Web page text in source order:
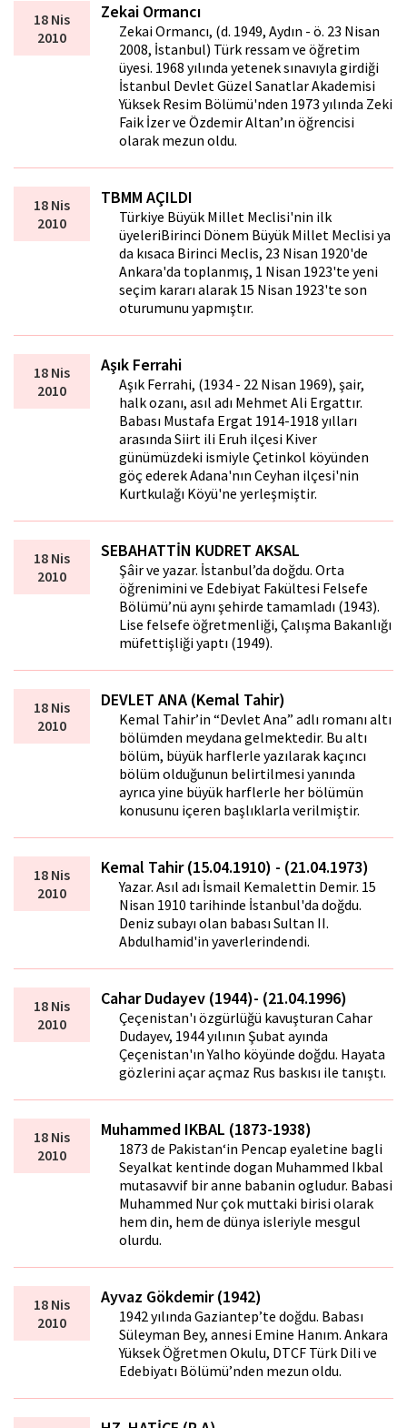
18 Nis
2010
Zekai Ormancı
Zekai Ormancı, (d. 1949, Aydın - ö. 23 Nisan
2008, İstanbul) Türk ressam ve öğretim
üyesi. 1968 yılında yetenek sınavıyla girdiği
İstanbul Devlet Güzel Sanatlar Akademisi
Yüksek Resim Bölümü'nden 1973 yılında Zeki
Faik İzer ve Özdemir Altan’ın öğrencisi
olarak mezun oldu.
18 Nis
2010
TBMM AÇILDI
Türkiye Büyük Millet Meclisi'nin ilk
üyeleriBirinci Dönem Büyük Millet Meclisi ya
da kısaca Birinci Meclis, 23 Nisan 1920'de
Ankara'da toplanmış, 1 Nisan 1923'te yeni
seçim kararı alarak 15 Nisan 1923'te son
oturumunu yapmıştır.
18 Nis
2010
Aşık Ferrahi
Aşık Ferrahi, (1934 - 22 Nisan 1969), şair,
halk ozanı, asıl adı Mehmet Ali Ergattır.
Babası Mustafa Ergat 1914-1918 yılları
arasında Siirt ili Eruh ilçesi Kiver
günümüzdeki ismiyle Çetinkol köyünden
göç ederek Adana'nın Ceyhan ilçesi'nin
Kurtkulağı Köyü'ne yerleşmiştir.
18 Nis
2010
SEBAHATTİN KUDRET AKSAL
Şâir ve yazar. İstanbul’da doğdu. Orta
öğrenimini ve Ede­biyat Fakültesi Felsefe
Bölümü’nü aynı şehirde tamamladı (1943).
Lise felsefe öğretmenliği, Çalışma Bakanlığı
müfet­tişliği yaptı (1949).
18 Nis
2010
DEVLET ANA (Kemal Tahir)
Kemal Tahir’in “Devlet Ana” adlı romanı altı
bölümden meydana gelmektedir. Bu altı
bölüm, büyük harflerle yazılarak kaçıncı
bölüm olduğunun belirtilmesi yanında
ayrıca yine büyük harflerle her bölümün
konusunu içeren başlıklarla verilmiştir.
18 Nis
2010
Kemal Tahir (15.04.1910) - (21.04.1973)
Yazar. Asıl adı İsmail Kemalettin Demir. 15
Nisan 1910 tarihinde İstanbul'da doğdu.
Deniz subayı olan babası Sultan II.
Abdulhamid'in yaverlerindendi.
18 Nis
2010
Cahar Dudayev (1944)- (21.04.1996)
Çeçenistan'ı özgürlüğü kavuşturan Cahar
Dudayev, 1944 yılının Şubat ayında
Çeçenistan'ın Yalho köyünde doğdu. Hayata
gözlerini açar açmaz Rus baskısı ile tanıştı.
18 Nis
2010
Muhammed IKBAL (1873-1938)
1873 de Pakistan‘in Pencap eyaletine bagli
Seyalkat kentinde dogan Muhammed Ikbal
mutasavvif bir anne babanin ogludur. Babasi
Muhammed Nur çok muttaki birisi olarak
hem din, hem de dünya isleriyle mesgul
olurdu.
18 Nis
2010
Ayvaz Gökdemir (1942)
1942 yılında Gaziantep’te doğdu. Babası
Süleyman Bey, annesi Emine Hanım. Ankara
Yüksek Öğretmen Okulu, DTCF Türk Dili ve
Edebiyatı Bölümü’nden mezun oldu.